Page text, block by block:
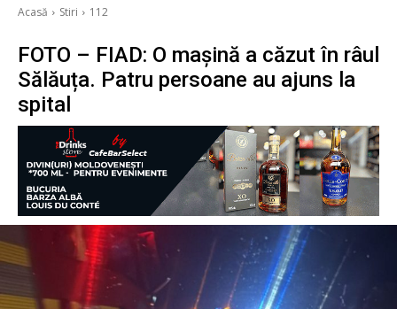
Acasă Stiri 112
FOTO – FIAD: O mașină a căzut în râul
Sălăuța. Patru persoane au ajuns la
spital